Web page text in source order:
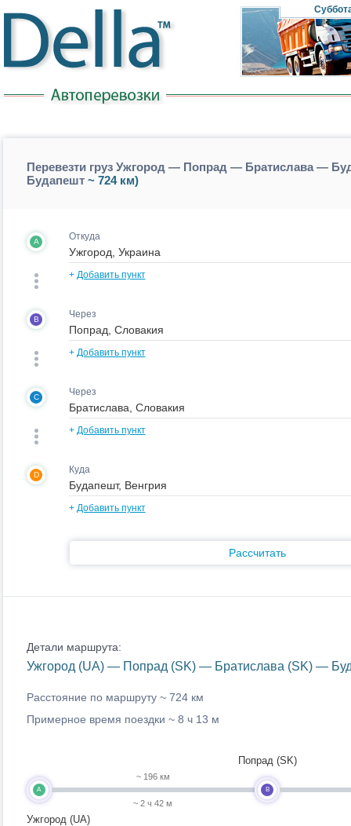
Перевезти груз Ужгород — Попрад — Братислава —
Будапешт~ 724 км)
A Откуда
+ Добавить пункт
B Через
+ Добавить пункт
C Через
+ Добавить пункт
D Куда
+ Добавить пункт
Рассчитать
Детали маршрута:
Ужгород (UA) — Попрад (SK) — Братислава (SK) —
Расстояние по маршруту ~ 724 км
Примерное время поездки ~ 8 ч 13 м
A
Ужгород (UA)
~ 196 км
~ 2 ч 42 м
B
Попрад (SK)